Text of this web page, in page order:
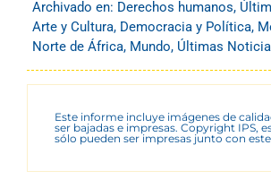
Archivado en: Derechos humanos,
Arte y Cultura, Democracia y Política,
Norte de África, Mundo, Últimas
Este informe incluye imágenes de
ser bajadas e impresas. Copyright IPS,
sólo pueden ser impresas junto con